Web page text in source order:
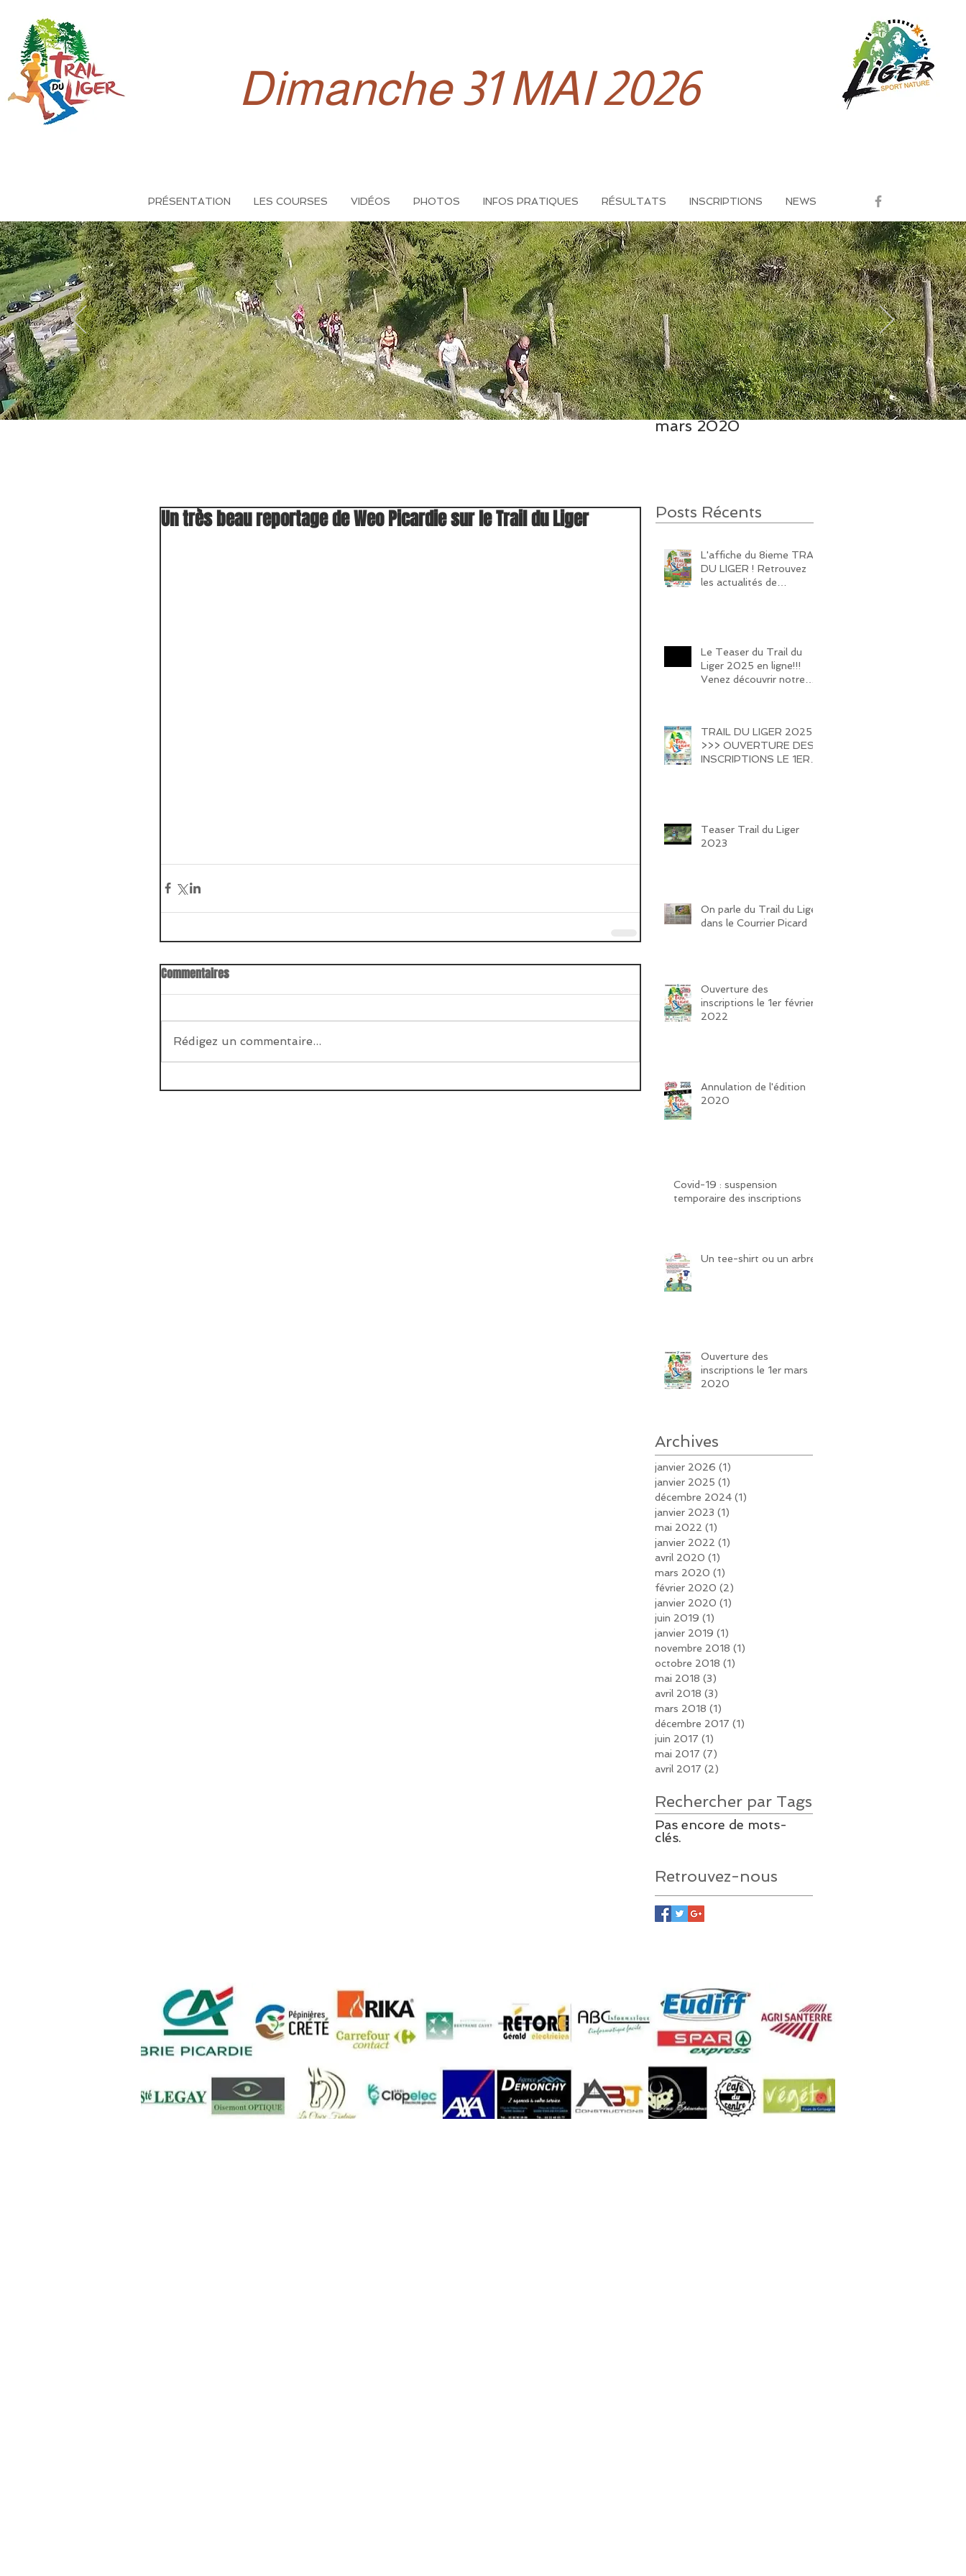
Dimanche 31 MAI 2026
PRÉSENTATION LES COURSES VIDÉOS PHOTOS INFOS PRATIQUES RÉSULTATS INSCRIPTIONS NEWS
Posts à l'affiche
Ouverture des
inscriptions le 1er
mars 2020
Un très beau
reportage de Weo
Picardie sur le Trail
Un très beau reportage de Weo Picardie sur le Trail du Liger
Commentaires
Rédigez un commentaire...
Posts Récents
L'affiche du 8ieme TRAIL
DU LIGER ! Retrouvez
les actualités de
Le Teaser du Trail du
Liger 2025 en ligne!!!
Venez découvrir notre
TRAIL DU LIGER 2025
>>> OUVERTURE DES
INSCRIPTIONS LE 1ER
Teaser Trail du Liger
2023
On parle du Trail du Liger
dans le Courrier Picard
Ouverture des
inscriptions le 1er février
2022
Annulation de l'édition
2020
Covid-19 : suspension
temporaire des inscriptions
Un tee-shirt ou un arbre
Ouverture des
inscriptions le 1er mars
2020
Archives
janvier 2026 (1)
janvier 2025 (1)
décembre 2024 (1)
janvier 2023 (1)
mai 2022 (1)
janvier 2022 (1)
avril 2020 (1)
mars 2020 (1)
février 2020 (2)
janvier 2020 (1)
juin 2019 (1)
janvier 2019 (1)
novembre 2018 (1)
octobre 2018 (1)
mai 2018 (3)
avril 2018 (3)
mars 2018 (1)
décembre 2017 (1)
juin 2017 (1)
mai 2017 (7)
avril 2017 (2)
Rechercher par Tags
Pas encore de mots-
clés.
Retrouvez-nous